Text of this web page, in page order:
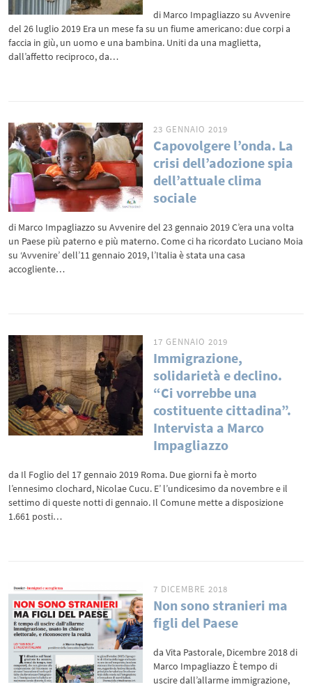
di Marco Impagliazzo su Avvenire
del 26 luglio 2019 Era un mese fa su un fiume americano: due corpi a
faccia in giù, un uomo e una bambina. Uniti da una maglietta,
dall’affetto reciproco, da…
23 GENNAIO 2019
Capovolgere l’onda. La
crisi dell’adozione spia
dell’attuale clima
sociale
di Marco Impagliazzo su Avvenire del 23 gennaio 2019 C’era una volta
un Paese più paterno e più materno. Come ci ha ricordato Luciano Moia
su ‘Avvenire’ dell’11 gennaio 2019, l’Italia è stata una casa
accogliente…
17 GENNAIO 2019
Immigrazione,
solidarietà e declino.
“Ci vorrebbe una
costituente cittadina”.
Intervista a Marco
Impagliazzo
da Il Foglio del 17 gennaio 2019 Roma. Due giorni fa è morto
l’ennesimo clochard, Nicolae Cucu. E’ l’undicesimo da novembre e il
settimo di queste notti di gennaio. Il Comune mette a disposizione
1.661 posti…
7 DICEMBRE 2018
Non sono stranieri ma
figli del Paese
da Vita Pastorale, Dicembre 2018 di
Marco Impagliazzo È tempo di
uscire dall’allarme immigrazione,